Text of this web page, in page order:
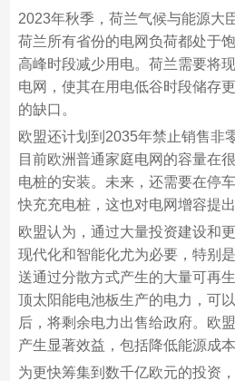
2023年秋季，荷兰气候与能源大
荷兰所有省份的电网负荷都处于
高峰时段减少用电。荷兰需要将
电网，使其在用电低谷时段储存
的缺口。
欧盟还计划到2035年禁止销售非
目前欧洲普通家庭电网的容量在
电桩的安装。未来，还需要在停
快充充电桩，这也对电网增容提出
欧盟认为，通过大量投资建设和
现代化和智能化尤为必要，特别
送通过分散方式产生的大量可再
顶太阳能电池板生产的电力，可
后，将剩余电力出售给政府。欧
产生显著效益，包括降低能源成
为更快筹集到数千亿欧元的投资